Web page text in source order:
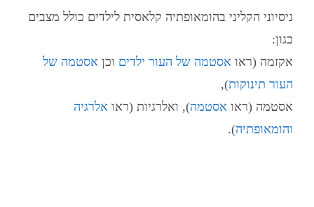
ניסיוני הקליני בהומאופתיה קלאסית לילדים כולל מצבים
כגון:
אקזמה (ראו אסטמה של העור ילדים וכן אסטמה של
העור תינוקות),
אסטמה (ראו אסטמה), ואלרגיות (ראו אלרגיה
והומאופתיה).